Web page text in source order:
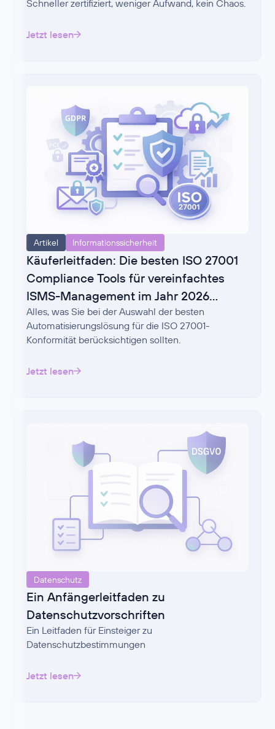
Schneller zertifiziert, weniger Aufwand, kein Chaos.
Jetzt lesen
Artikel Informationssicherheit
Käuferleitfaden: Die besten ISO 27001
Compliance Tools für vereinfachtes
ISMS-Management im Jahr 2026
auswählen
Alles, was Sie bei der Auswahl der besten
Automatisierungslösung für die ISO 27001-
Konformität berücksichtigen sollten.
Jetzt lesen
Datenschutz
Ein Anfängerleitfaden zu
Datenschutzvorschriften
Ein Leitfaden für Einsteiger zu
Datenschutzbestimmungen
Jetzt lesen